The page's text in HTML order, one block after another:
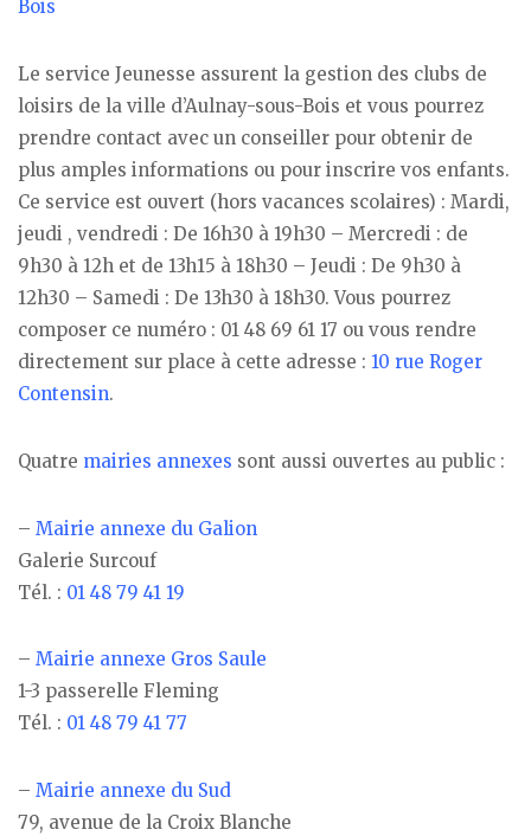
Bois
Le service Jeunesse assurent la gestion des clubs de
loisirs de la ville d’Aulnay-sous-Bois et vous pourrez
prendre contact avec un conseiller pour obtenir de
plus amples informations ou pour inscrire vos enfants.
Ce service est ouvert (hors vacances scolaires) : Mardi,
jeudi , vendredi : De 16h30 à 19h30 – Mercredi : de
9h30 à 12h et de 13h15 à 18h30 – Jeudi : De 9h30 à
12h30 – Samedi : De 13h30 à 18h30. Vous pourrez
composer ce numéro : 01 48 69 61 17 ou vous rendre
directement sur place à cette adresse : 10 rue Roger
Contensin.
Quatre mairies annexes sont aussi ouvertes au public :
– Mairie annexe du Galion
Galerie Surcouf
Tél. : 01 48 79 41 19
– Mairie annexe Gros Saule
1-3 passerelle Fleming
Tél. : 01 48 79 41 77
– Mairie annexe du Sud
79, avenue de la Croix Blanche